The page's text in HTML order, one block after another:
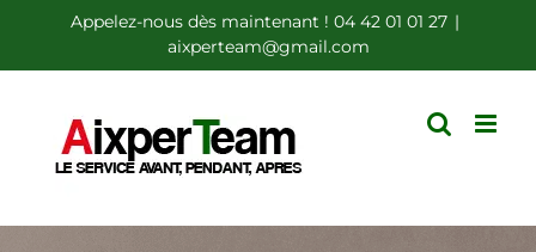
au
contenu
Appelez-nous dès maintenant ! 04 42 01 01 27 |
aixperteam@gmail.com